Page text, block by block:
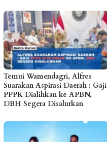
Temui Wamendagri, Alfres
Suarakan Aspirasi Daerah : Gaji
PPPK Dialihkan ke APBN,
DBH Segera Disalurkan